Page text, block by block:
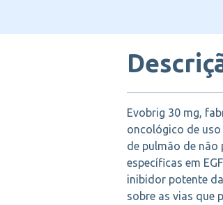
Evobrig 30 mg,
oncológico de
de pulmão de não
específicas em
inibidor potente
sobre as vias que